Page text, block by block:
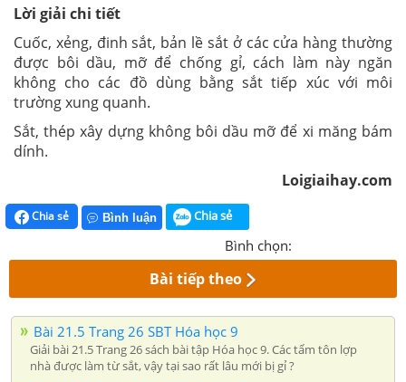
Lời giải chi tiết
Cuốc, xẻng, đinh sắt, bản lề sắt ở các cửa hàng thường
được bôi dầu, mỡ để chống gỉ, cách làm này ngăn
không cho các đồ dùng bằng sắt tiếp xúc với môi
trường xung quanh.
Sắt, thép xây dựng không bôi dầu mỡ để xi măng bám
dính.
Loigiaihay.com
Chia sẻ Bình luận Chia sẻ
Bình chọn:
Bài tiếp theo
Bài 21.5 Trang 26 SBT Hóa học 9
Giải bài 21.5 Trang 26 sách bài tập Hóa học 9. Các tấm tôn lợp
nhà được làm từ sắt, vậy tại sao rất lâu mới bị gỉ ?